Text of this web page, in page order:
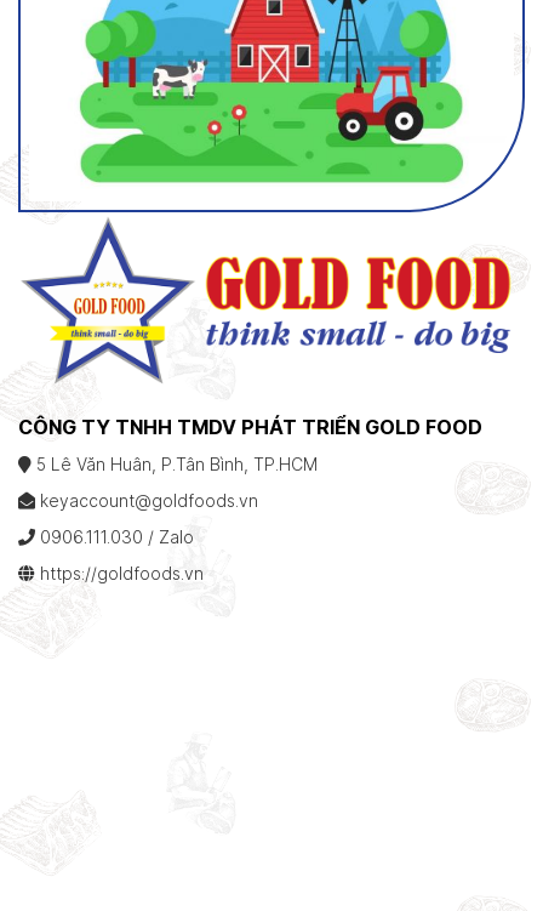
CÔNG TY TNHH TMDV PHÁT TRIỂN GOLD FOOD
5 Lê Văn Huân, P.Tân Bình, TP.HCM
keyaccount@goldfoods.vn
0906.111.030 / Zalo
https://goldfoods.vn